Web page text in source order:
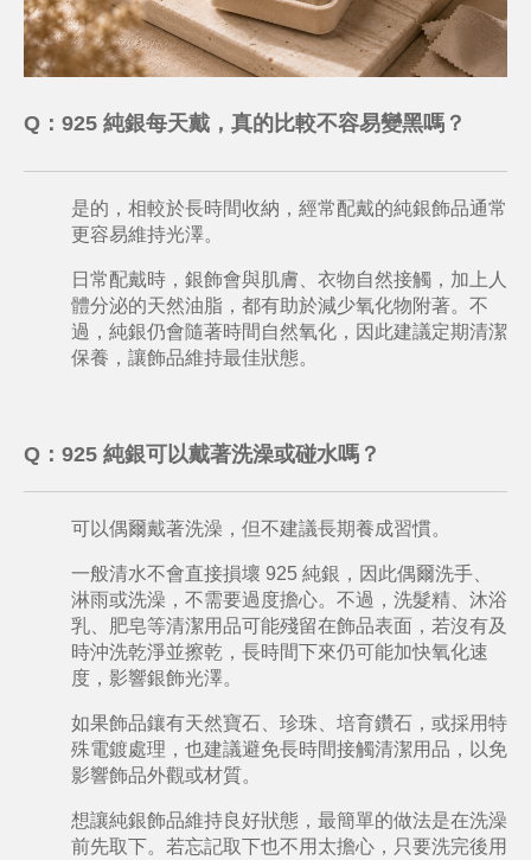
Q：925 純銀每天戴，真的比較不容易變黑嗎？
是的，相較於長時間收納，經常配戴的純銀飾品通常
更容易維持光澤。
日常配戴時，銀飾會與肌膚、衣物自然接觸，加上人
體分泌的天然油脂，都有助於減少氧化物附著。不
過，純銀仍會隨著時間自然氧化，因此建議定期清潔
保養，讓飾品維持最佳狀態。
Q ： 925 純銀可以戴著洗澡或碰水嗎？
可以偶爾戴著洗澡，但不建議長期養成習慣。
一般清水不會直接損壞 925 純銀，因此偶爾洗手、
淋雨或洗澡，不需要過度擔心。不過，洗髮精、沐浴
乳、肥皂等清潔用品可能殘留在飾品表面，若沒有及
時沖洗乾淨並擦乾，長時間下來仍可能加快氧化速
度，影響銀飾光澤。
如果飾品鑲有天然寶石、珍珠、培育鑽石，或採用特
殊電鍍處理，也建議避免長時間接觸清潔用品，以免
影響飾品外觀或材質。
想讓純銀飾品維持良好狀態，最簡單的做法是在洗澡
前先取下。若忘記取下也不用太擔心，只要洗完後用